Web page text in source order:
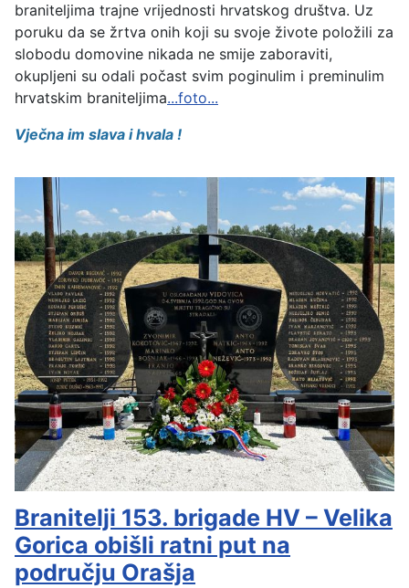
braniteljima trajne vrijednosti hrvatskog društva. Uz
poruku da se žrtva onih koji su svoje živote položili za
slobodu domovine nikada ne smije zaboraviti,
okupljeni su odali počast svim poginulim i preminulim
hrvatskim braniteljima...foto...
Vječna im slava i hvala !
Branitelji 153. brigade HV – Velika
Gorica obišli ratni put na
području Orašja